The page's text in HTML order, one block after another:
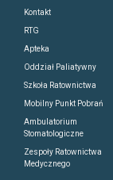
Kontakt
RTG
Apteka
Oddział Paliatywny
Szkoła Ratownictwa
Mobilny Punkt Pobrań
Ambulatorium
Stomatologiczne
Zespoły Ratownictwa
Medycznego